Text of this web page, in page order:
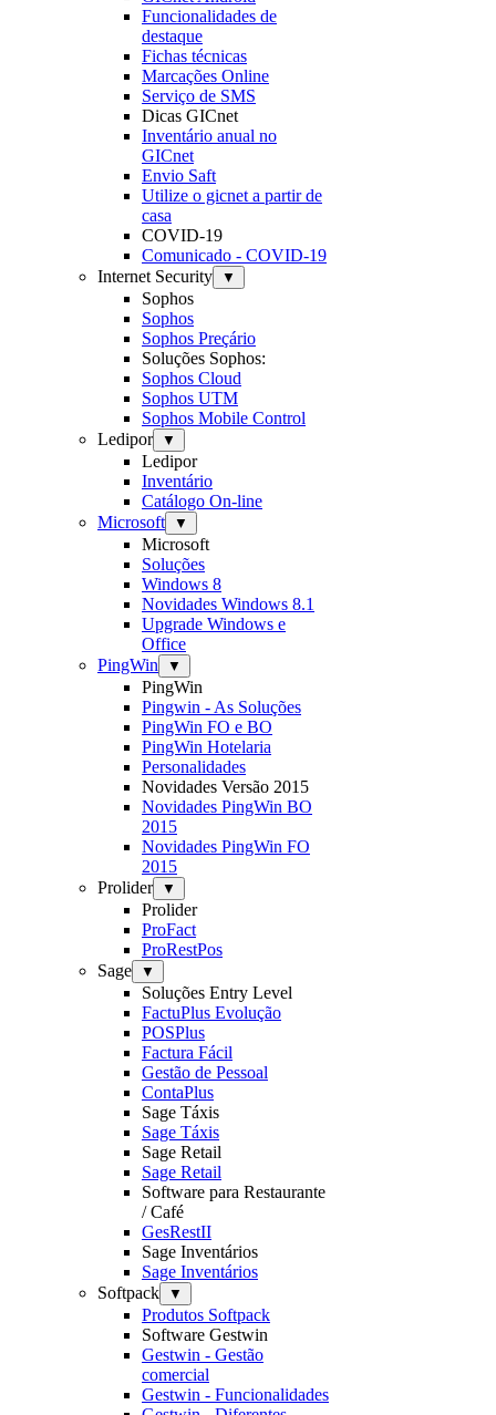
Funcionalidades de
destaque
Fichas técnicas
Marcações Online
Serviço de SMS
Dicas GICnet
Inventário anual no
GICnet
Envio Saft
Utilize o gicnet a partir de
casa
COVID-19
Comunicado - COVID-19
Internet Security
▼
Sophos
Sophos
Sophos Preçário
Soluções Sophos:
Sophos Cloud
Sophos UTM
Sophos Mobile Control
Ledipor
▼
Ledipor
Inventário
Catálogo On-line
Microsoft
▼
Microsoft
Soluções
Windows 8
Novidades Windows 8.1
Upgrade Windows e
Office
PingWin
▼
PingWin
Pingwin - As Soluções
PingWin FO e BO
PingWin Hotelaria
Personalidades
Novidades Versão 2015
Novidades PingWin BO
2015
Novidades PingWin FO
2015
Prolider
▼
Prolider
ProFact
ProRestPos
Sage
▼
Soluções Entry Level
FactuPlus Evolução
POSPlus
Factura Fácil
Gestão de Pessoal
ContaPlus
Sage Táxis
Sage Táxis
Sage Retail
Sage Retail
Software para Restaurante
/ Café
GesRestII
Sage Inventários
Sage Inventários
Softpack
▼
Produtos Softpack
Software Gestwin
Gestwin - Gestão
comercial
Gestwin - Funcionalidades